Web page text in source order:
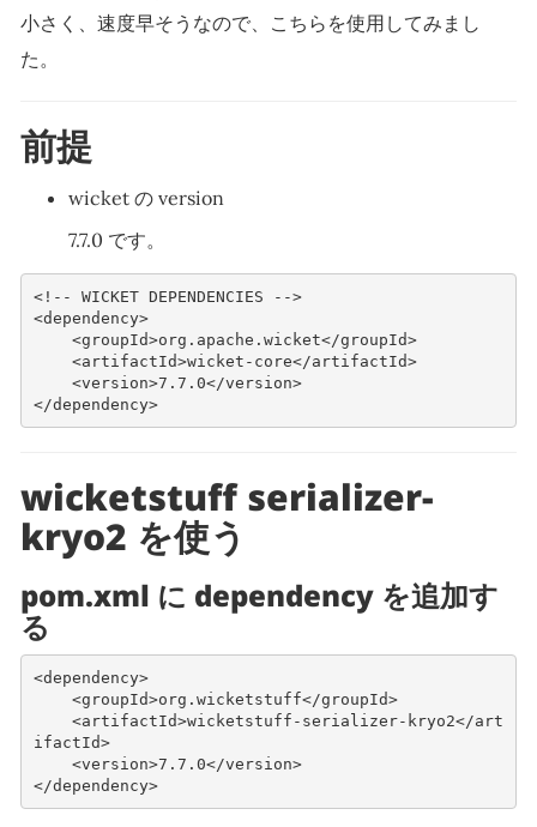
小さく、速度早そうなので、こちらを使用してみまし
た。
前提
wicket の version
7.7.0 です。
<!-- WICKET DEPENDENCIES -->
<dependency>
<groupId>org.apache.wicket</groupId>
<artifactId>wicket-core</artifactId>
<version>7.7.0</version>
</dependency>
wicketstuff serializer-
kryo2 を使う
pom.xml に dependency を追加す
る
<dependency>
<groupId>org.wicketstuff</groupId>
<artifactId>wicketstuff-serializer-kryo2</art
ifactId>
<version>7.7.0</version>
</dependency>